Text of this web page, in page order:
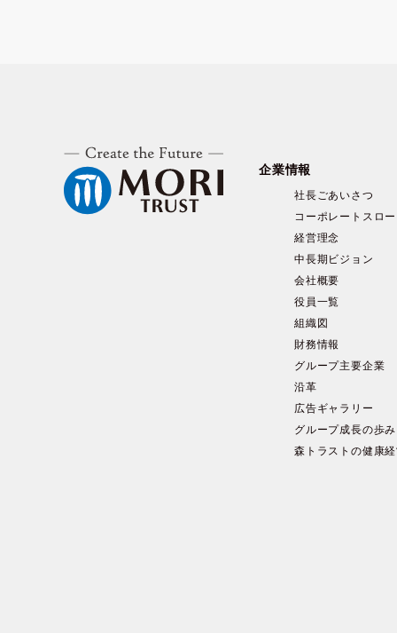
企業情報
社長ごあいさつ
コーポレートスロ
経営理念
中長期ビジョン
会社概要
役員一覧
組織図
財務情報
グループ主要企業
沿革
広告ギャラリー
グループ成長の歩み
森トラストの健康